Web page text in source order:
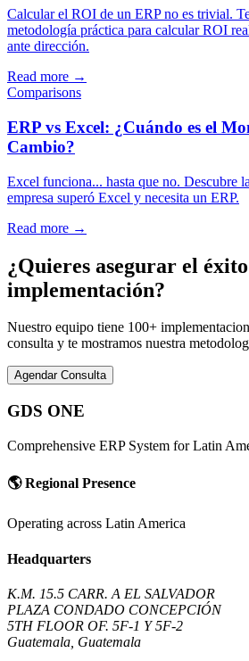
Calcular el ROI de un ERP no es trivial.
metodología práctica para calcular ROI
ante dirección.
Read more →
Comparisons
ERP vs Excel: ¿Cuándo es el
Cambio?
Excel funciona... hasta que no. Descubre
empresa superó Excel y necesita un ERP.
Read more →
¿Quieres asegurar el
implementación?
Nuestro equipo tiene 100+
consulta y te mostramos nuestra
Agendar Consulta
GDS ONE
Comprehensive ERP System for Latin
🌎 Regional Presence
Operating across Latin America
Headquarters
K.M. 15.5 CARR. A EL SALVADOR
PLAZA CONDADO CONCEPCIÓN
5TH FLOOR OF. 5F-1 Y 5F-2
Guatemala, Guatemala